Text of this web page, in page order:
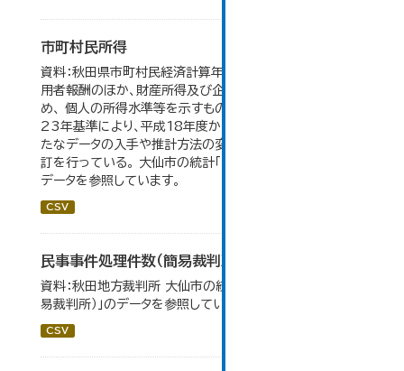
市町村民所得
資料：秋田県市町村民経済計算年報。市町村民所得は、雇
用者報酬のほか、財産所得及び企業所得も含んでいるた
め、 個人の所得水準等を示すものではない。数値は平成
23年基準により、平成18年度から作成されたもので、 新
たなデータの入手や推計方法の変更により、毎年度遡及改
訂を行っている。 大仙市の統計「16-2 市町村民所得」の
データを参照しています。
CSV
民事事件処理件数（簡易裁判所）
資料：秋田地方裁判所 大仙市の統計「12-14 民事事件（簡
易裁判所）」のデータを参照しています。
CSV